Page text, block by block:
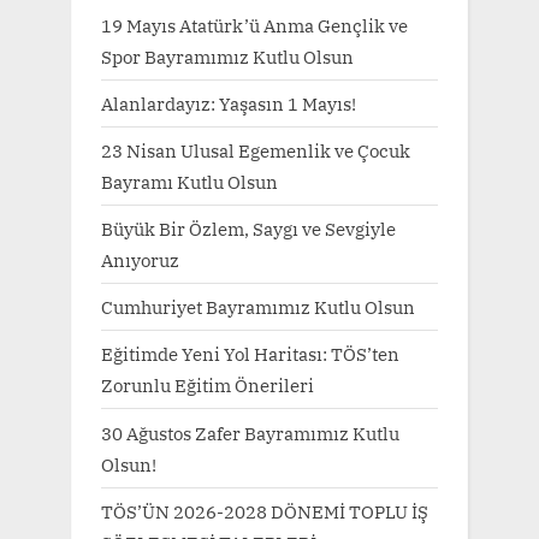
19 Mayıs Atatürk’ü Anma Gençlik ve
Spor Bayramımız Kutlu Olsun
Alanlardayız: Yaşasın 1 Mayıs!
23 Nisan Ulusal Egemenlik ve Çocuk
Bayramı Kutlu Olsun
Büyük Bir Özlem, Saygı ve Sevgiyle
Anıyoruz
Cumhuriyet Bayramımız Kutlu Olsun
Eğitimde Yeni Yol Haritası: TÖS’ten
Zorunlu Eğitim Önerileri
30 Ağustos Zafer Bayramımız Kutlu
Olsun!
TÖS’ÜN 2026-2028 DÖNEMİ TOPLU İŞ